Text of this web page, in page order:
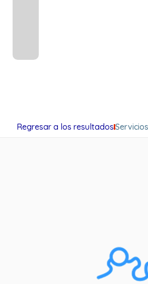
Regresar a los resultados